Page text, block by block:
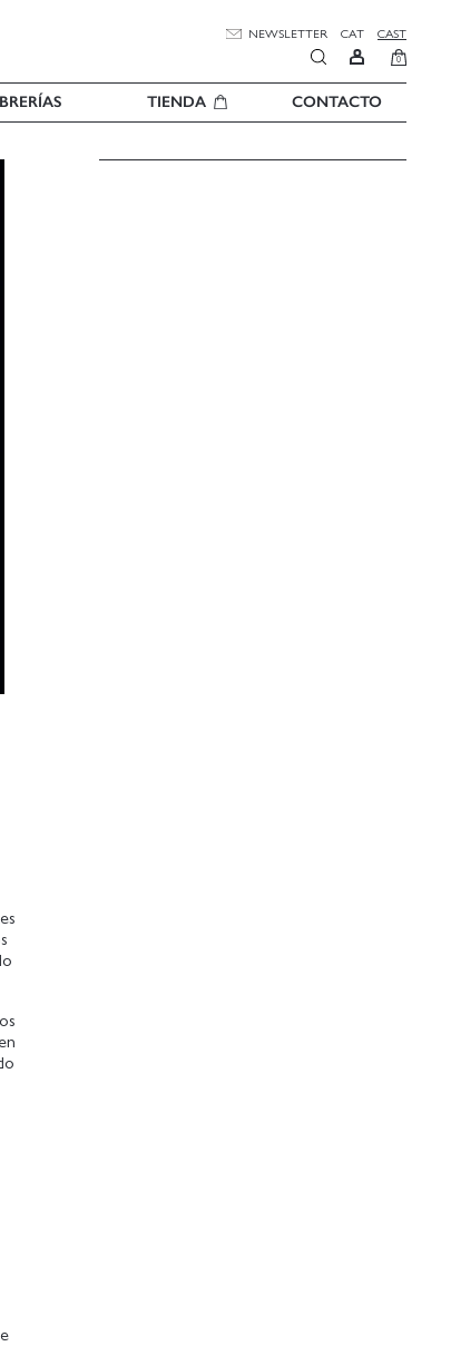
NEWSLETTER CAT CAST
0
TIENDA CONTACTO